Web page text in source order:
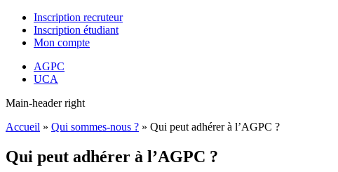
Inscription recruteur
Inscription étudiant
Mon compte
AGPC
UCA
Main-header right
Accueil » Qui sommes-nous ? » Qui peut adhérer à l’AGPC ?
Qui peut adhérer à l’AGPC ?